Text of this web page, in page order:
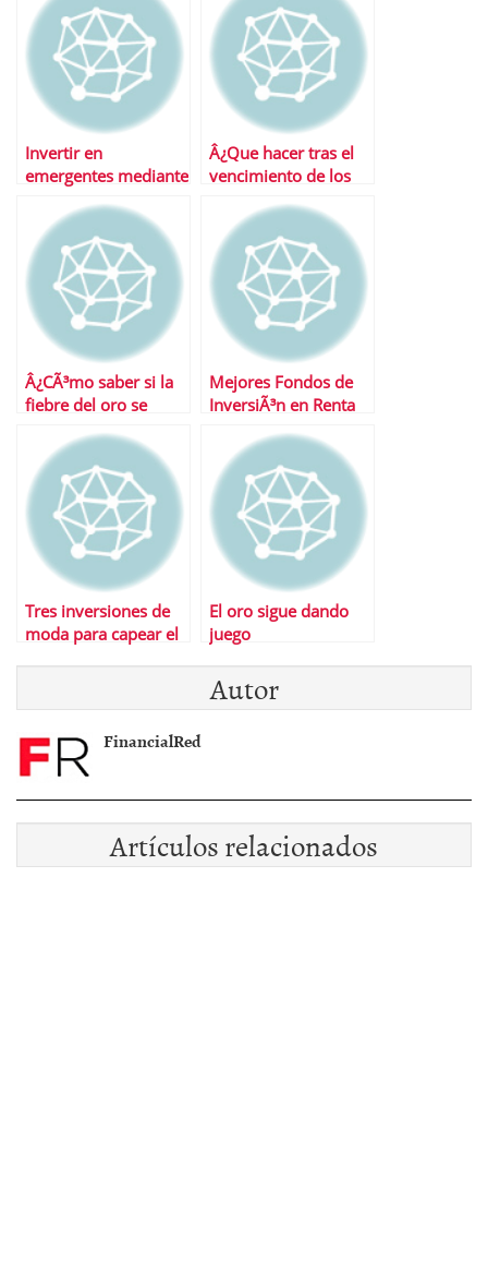
Invertir en
emergentes mediante
Â¿Que hacer tras el
vencimiento de los
Â¿CÃ³mo saber si la
fiebre del oro se
Mejores Fondos de
InversiÃ³n en Renta
Tres inversiones de
moda para capear el
El oro sigue dando
juego
Autor
FinancialRed
Artículos relacionados